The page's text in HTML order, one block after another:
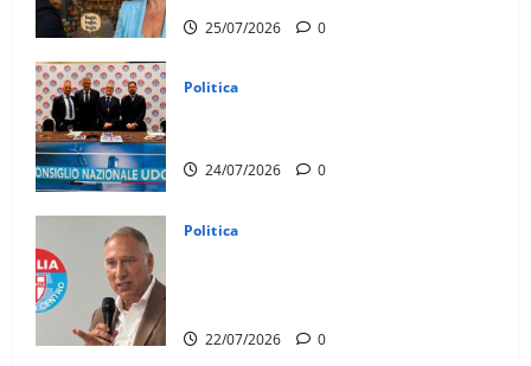
25/07/2026 0
Politica
24/07/2026 0
Politica
22/07/2026 0